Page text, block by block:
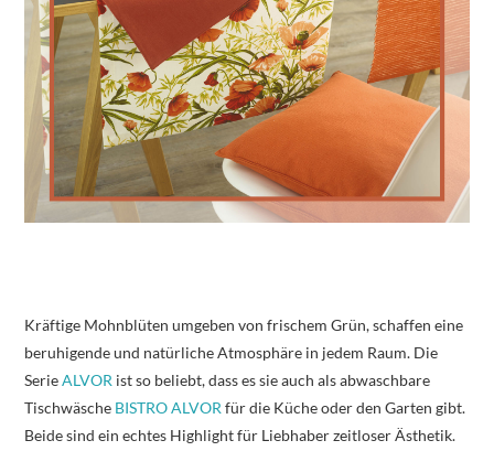
Kräftige Mohnblüten umgeben von frischem Grün, schaffen eine
beruhigende und natürliche Atmosphäre in jedem Raum. Die
SerieALVOR ist so beliebt, dass es sie auch als abwaschbare
Tischwäsche BISTRO ALVORfür die Küche oder den Garten gibt.
Beide sind ein echtes Highlight für Liebhaber zeitloser Ästhetik.